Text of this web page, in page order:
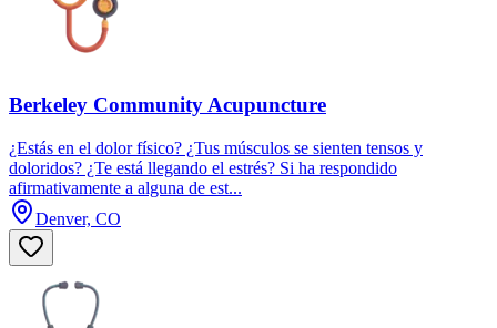
Berkeley Community Acupuncture
¿Estás en el dolor físico? ¿Tus músculos se sienten tensos y
doloridos? ¿Te está llegando el estrés? Si ha respondido
afirmativamente a alguna de est...
Denver, CO